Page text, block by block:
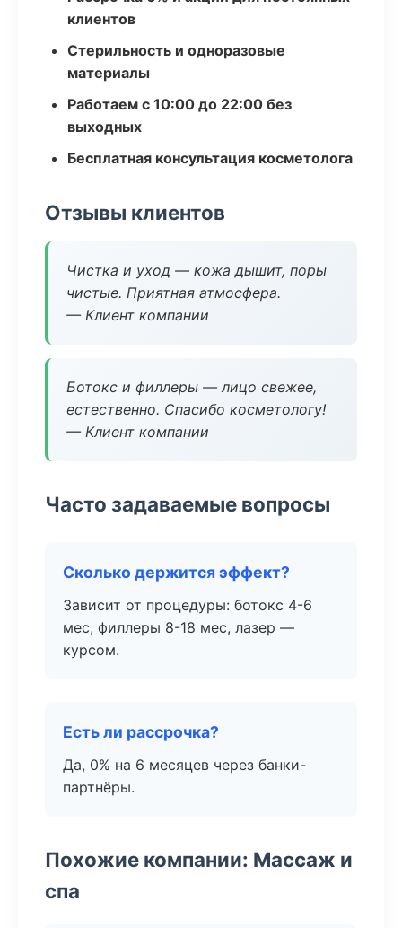
клиентов
Стерильность и одноразовые
материалы
Работаем с 10:00 до 22:00 без
выходных
Бесплатная консультация косметолога
Отзывы клиентов
Чистка и уход — кожа дышит, поры
чистые. Приятная атмосфера.
— Клиент компании
Ботокс и филлеры — лицо свежее,
естественно. Спасибо косметологу!
— Клиент компании
Часто задаваемые вопросы
Сколько держится эффект?
Зависит от процедуры: ботокс 4-6
мес, филлеры 8-18 мес, лазер —
курсом.
Есть ли рассрочка?
Да, 0% на 6 месяцев через банки-
партнёры.
Похожие компании: Массаж и
спа